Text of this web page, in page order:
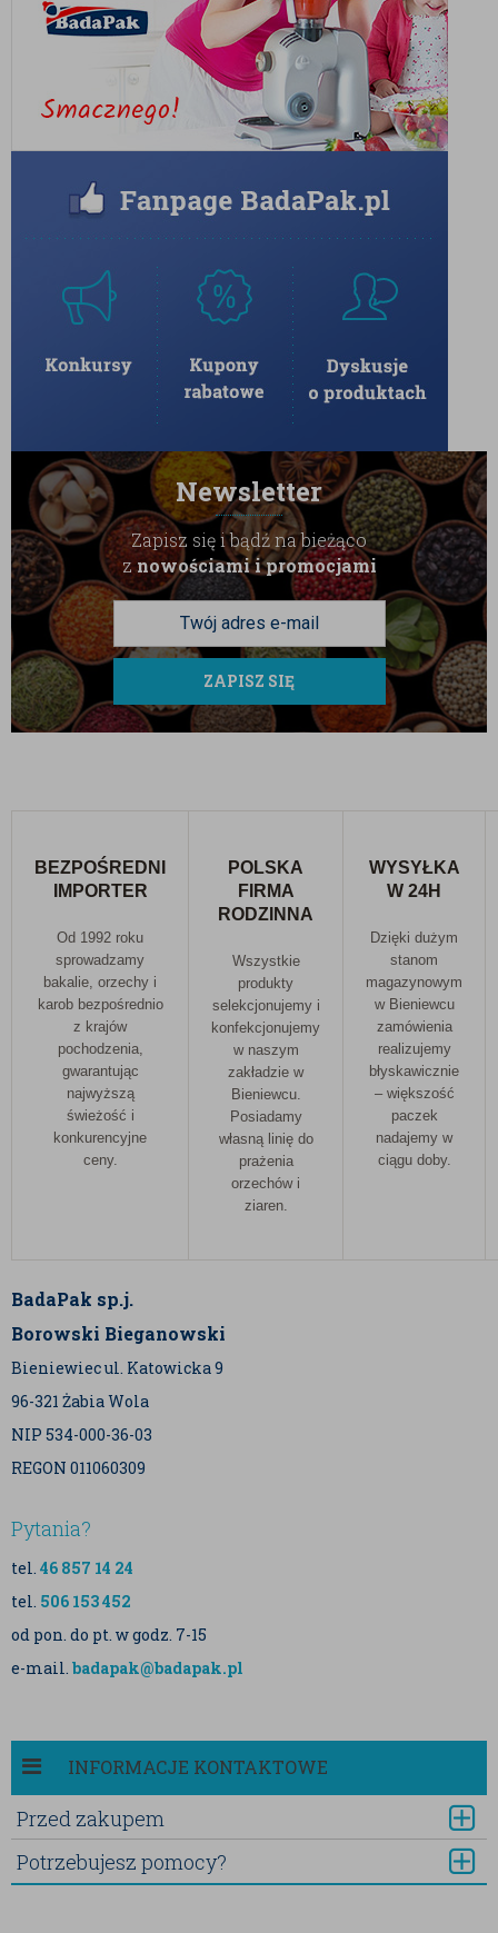
Newsletter
Zapisz się i bądź na bieżąco
znowościami i promocjami
ZAPISZ SIĘ
BEZPOŚREDNI
IMPORTER
Od 1992 roku
sprowadzamy
bakalie, orzechy i
karob bezpośrednio
z krajów
pochodzenia,
gwarantując
najwyższą
świeżość i
konkurencyjne
ceny.
POLSKA
FIRMA
RODZINNA
Wszystkie
produkty
selekcjonujemy i
konfekcjonujemy
w naszym
zakładzie w
Bieniewcu.
Posiadamy
własną linię do
prażenia
orzechów i
ziaren.
WYSYŁKA
W 24H
Dzięki dużym
stanom
magazynowym
w Bieniewcu
zamówienia
realizujemy
błyskawicznie
– większość
paczek
nadajemy w
ciągu doby.
BadaPak sp.j.
Borowski Bieganowski
Bieniewiec ul. Katowicka 9
96-321 Żabia Wola
NIP 534-000-36-03
REGON 011060309
Pytania?
tel. 46 857 14 24
tel. 506 153 452
od pon. do pt. w godz. 7-15
e-mail. badapak@badapak.pl
INFORMACJE KONTAKTOWE
Przed zakupem
Potrzebujesz pomocy?